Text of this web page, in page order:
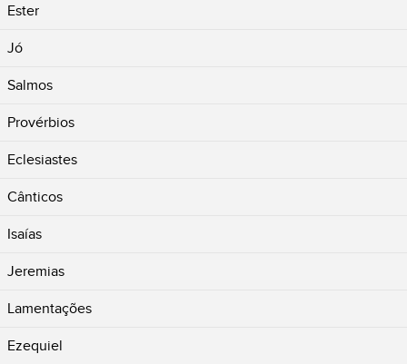
Ester
Jó
Salmos
Provérbios
Eclesiastes
Cânticos
Isaías
Jeremias
Lamentações
Ezequiel